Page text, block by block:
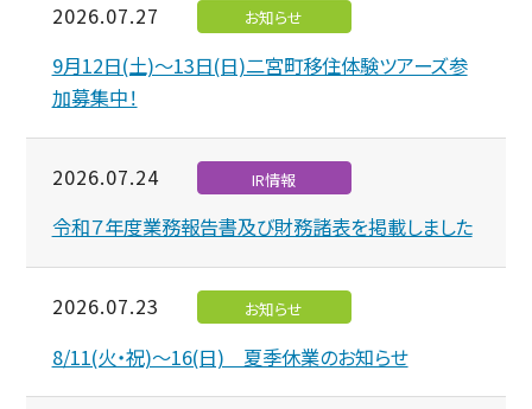
2026.07.27 お知らせ
9月12日(土)～13日(日)二宮町移住体験ツアーズ参
加募集中！
2026.07.24 IR情報
令和７年度業務報告書及び財務諸表を掲載しました
2026.07.23 お知らせ
8/11(火・祝)～16(日) 夏季休業のお知らせ